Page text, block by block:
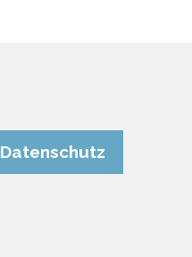
Datenschutz